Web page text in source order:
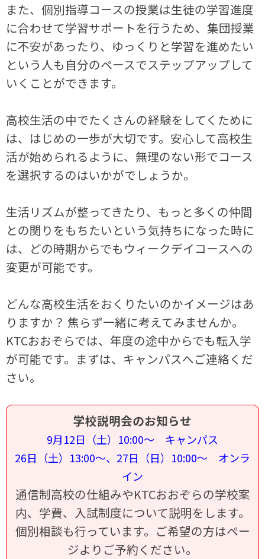
また、個別指導コースの授業は生徒の学習進度
に合わせて学習サポートを行うため、集団授業
に不安があったり、ゆっくりと学習を進めたい
という人も自分のペースでステップアップして
いくことができます。
高校生活の中でたくさんの経験をしてくために
は、はじめの一歩が大切です。安心して高校生
活が始められるように、無理のない形でコース
を選択するのはいかがでしょうか。
生活リズムが整ってきたり、もっと多くの仲間
との関りをもちたいという気持ちになった時に
は、どの時期からでもウィークデイコースへの
変更が可能です。
どんな高校生活をおくりたいのかイメージはあ
りますか？ 焦らず一緒に考えてみませんか。
KTCおおぞらでは、年度の途中からでも転入学
が可能です。まずは、キャンパスへご連絡くだ
さい。
学校説明会のお知らせ
9月12日（土）10:00～ キャンパス
26日（土）13:00～、27日（日）10:00～ オンラ
イン
通信制高校の仕組みやKTCおおぞらの学校案
内、学費、入試制度について説明をします。
個別相談も行っています。ご希望の方はペー
ジよりご予約ください。